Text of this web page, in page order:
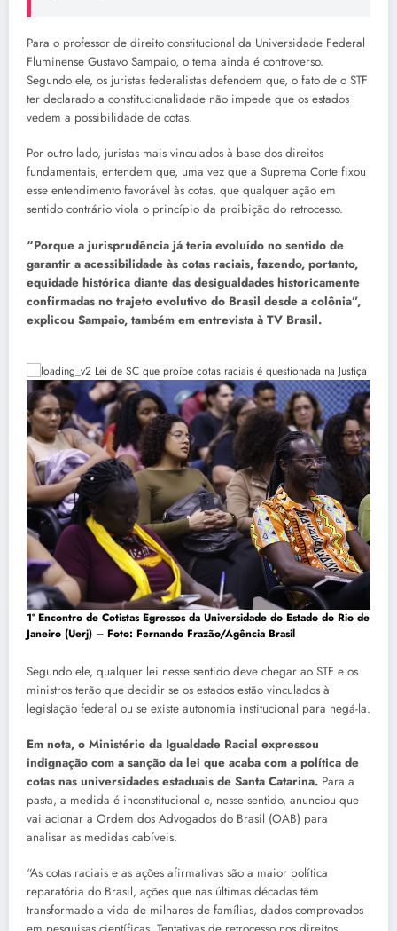
Para o professor de direito constitucional da Universidade Federal
Fluminense Gustavo Sampaio, o tema ainda é controverso.
Segundo ele, os juristas federalistas defendem que, o fato de o STF
ter declarado a constitucionalidade não impede que os estados
vedem a possibilidade de cotas.
Por outro lado, juristas mais vinculados à base dos direitos
fundamentais, entendem que, uma vez que a Suprema Corte fixou
esse entendimento favorável às cotas, que qualquer ação em
sentido contrário viola o princípio da proibição do retrocesso.
“Porque a jurisprudência já teria evoluído no sentido de
garantir a acessibilidade às cotas raciais, fazendo, portanto,
equidade histórica diante das desigualdades historicamente
confirmadas no trajeto evolutivo do Brasil desde a colônia”,
explicou Sampaio, também em entrevista à TV Brasil.
1º Encontro de Cotistas Egressos da Universidade do Estado do Rio de
Janeiro (Uerj) – Foto: Fernando Frazão/Agência Brasil
Segundo ele, qualquer lei nesse sentido deve chegar ao STF e os
ministros terão que decidir se os estados estão vinculados à
legislação federal ou se existe autonomia institucional para negá-la.
Em nota, o Ministério da Igualdade Racial expressou
indignação com a sanção da lei que acaba com a política de
cotas nas universidades estaduais de Santa Catarina. Para a
pasta, a medida é inconstitucional e, nesse sentido, anunciou que
vai acionar a Ordem dos Advogados do Brasil (OAB) para
analisar as medidas cabíveis.
“As cotas raciais e as ações afirmativas são a maior política
reparatória do Brasil, ações que nas últimas décadas têm
transformado a vida de milhares de famílias, dados comprovados